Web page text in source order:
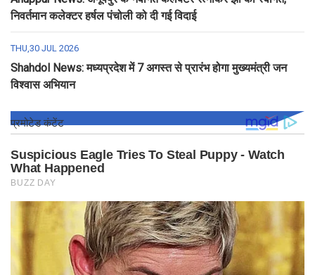
निवर्तमान कलेक्टर हर्षल पंचोली को दी गई विदाई
THU,30 JUL 2026
Shahdol News: मध्यप्रदेश में 7 अगस्त से प्रारंभ होगा मुख्यमंत्री जन
विश्वास अभियान